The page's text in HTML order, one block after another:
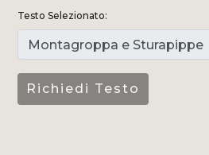
Testo Selezionato: